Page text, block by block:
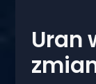
Uran